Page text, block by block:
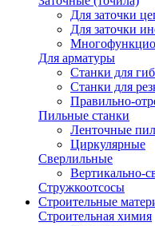
Для заточки
Для заточки
Для арматуры
Станки для
Станки для
Правильно-
Пильные станки
Ленточные
Циркулярные
Сверлильные
Вертикально-
Стружкоотсосы
Строительные
Строительная химия